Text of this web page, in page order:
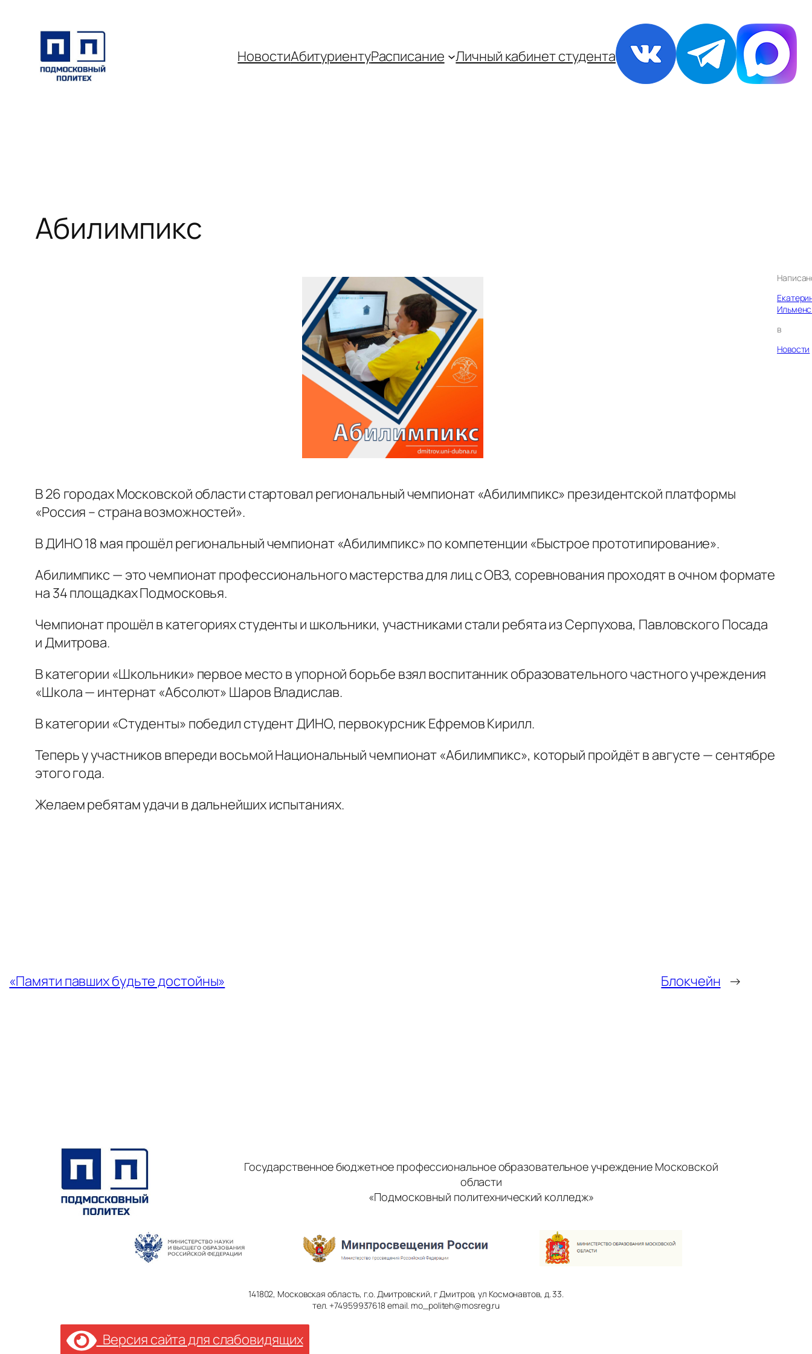
содержимому
НовостиАбитуриентуРаспиcание Личный кабинет студента
Абилимпикс
в
Новости
В 26 городах Московской области стартовал региональный чемпионат «Абилимпикс» президентской платформы
«Россия – страна возможностей».
В ДИНО 18 мая прошёл региональный чемпионат «Абилимпикс» по компетенции «Быстрое прототипирование».
Абилимпикс — это чемпионат профессионального мастерства для лиц с ОВЗ, соревнования проходят в очном формате
на 34 площадках Подмосковья.
Чемпионат прошёл в категориях студенты и школьники, участниками стали ребята из Серпухова, Павловского Посада
и Дмитрова.
В категории «Школьники» первое место в упорной борьбе взял воспитанник образовательного частного учреждения
«Школа — интернат «Абсолют» Шаров Владислав.
В категории «Студенты» победил студент ДИНО, первокурсник Ефремов Кирилл.
Теперь у участников впереди восьмой Национальный чемпионат «Абилимпикс», который пройдёт в августе — сентябре
этого года.
Желаем ребятам удачи в дальнейших испытаниях.
«Памяти павших будьте достойны» Блокчейн →
Государственное бюджетное профессиональное образовательное учреждение Московской
области
«Подмосковный политехнический колледж»
141802, Московская область, г.о. Дмитровский, г Дмитров, ул Космонавтов, д. 33.
тел. +74959937618 email. mo_politeh@mosreg.ru
Версия сайта для слабовидящих